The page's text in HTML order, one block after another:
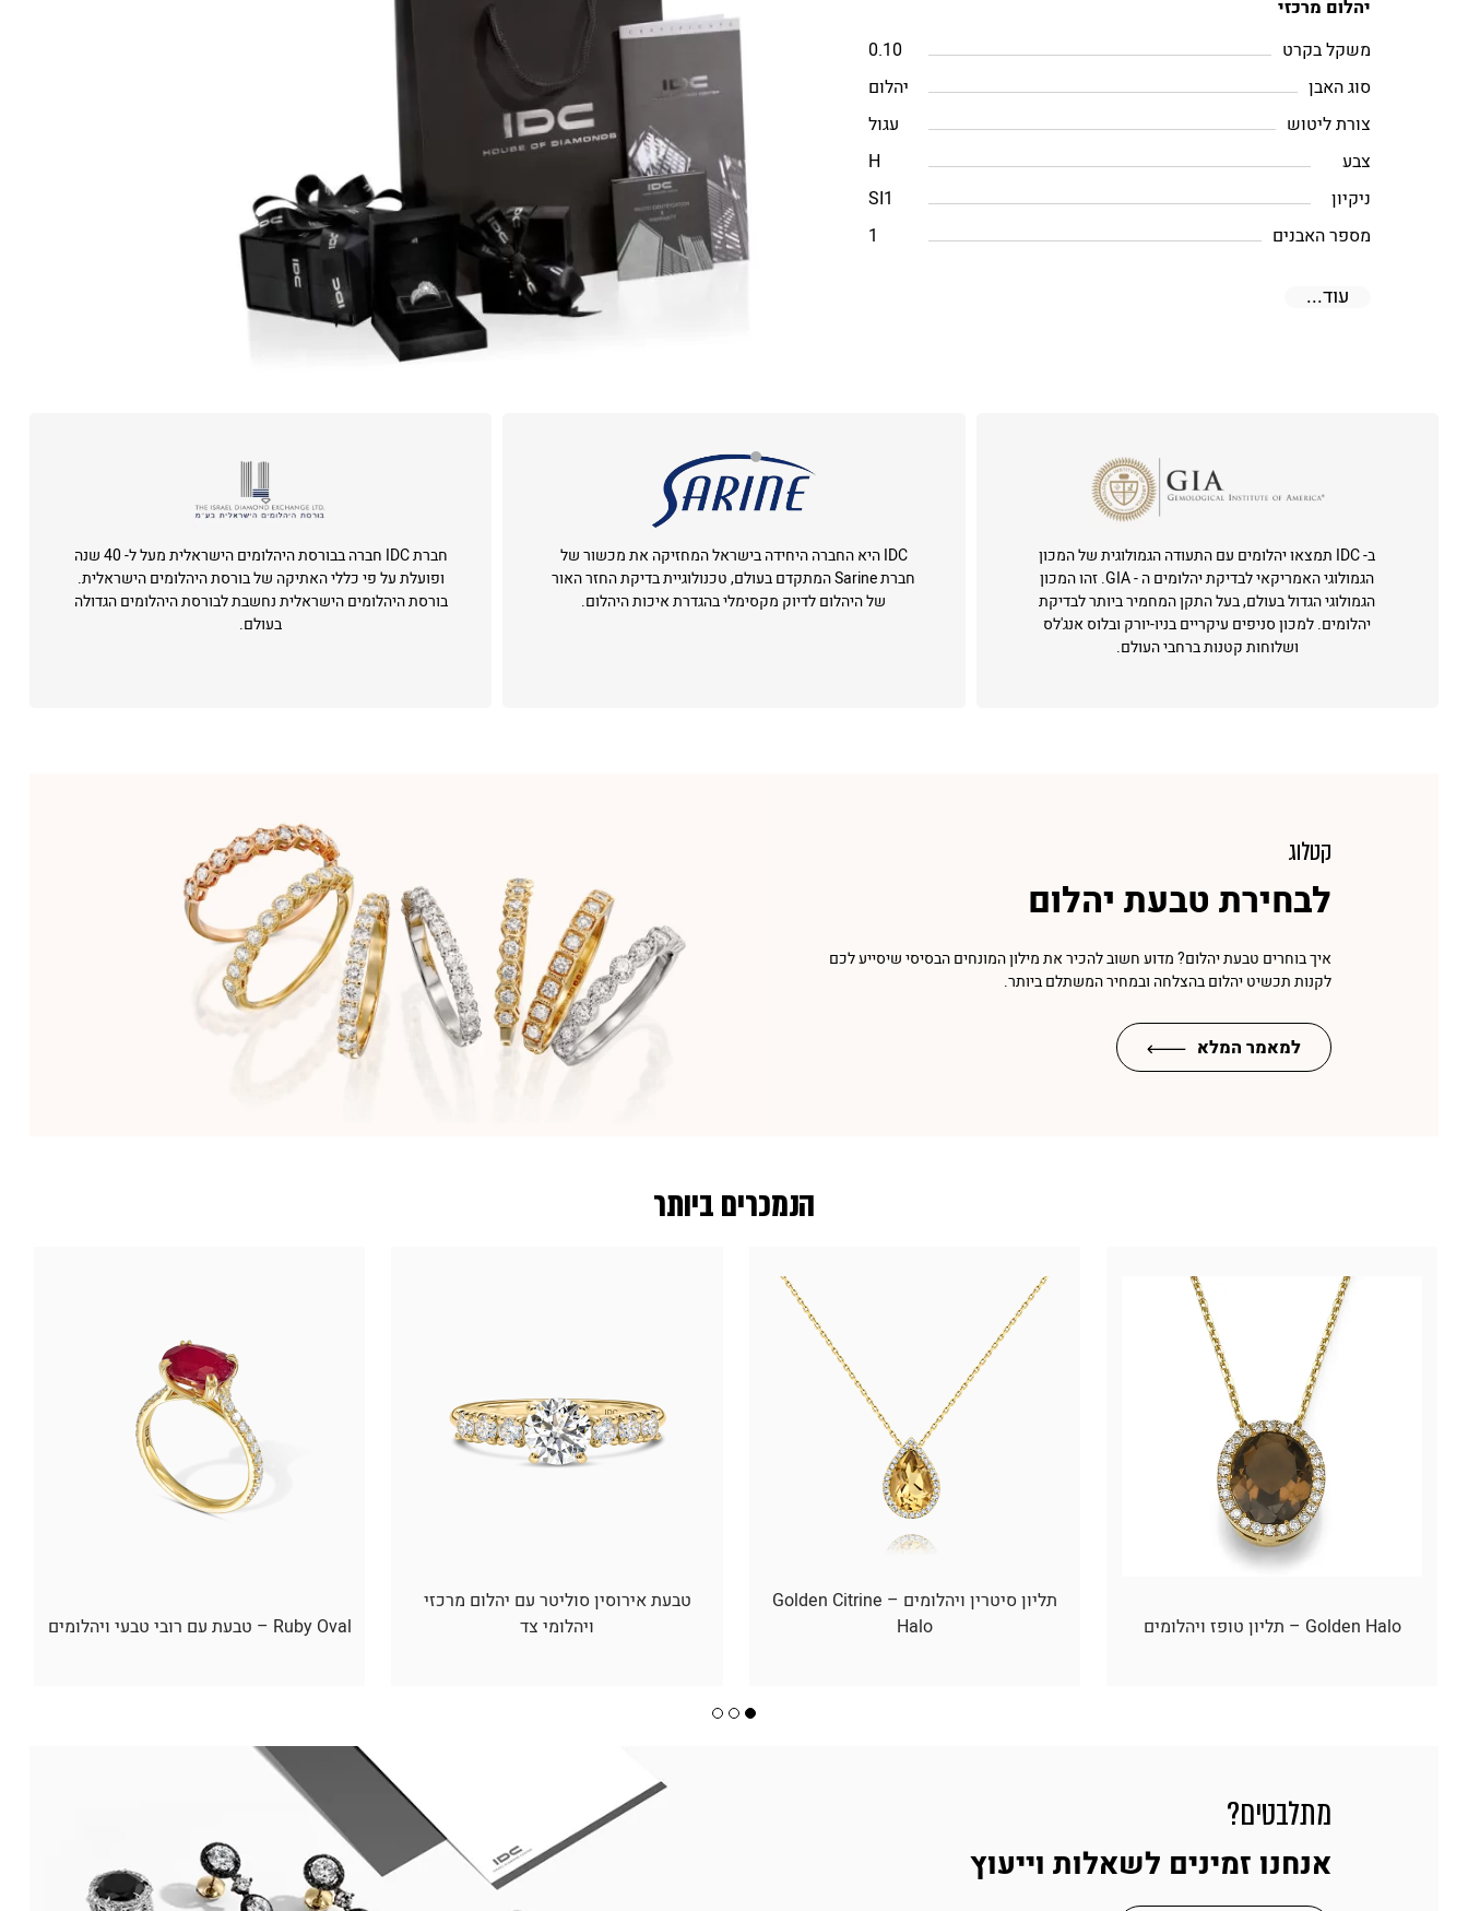
יהלום מרכזי
משקל בקרט
0.10
סוג האבן
יהלום
צורת ליטוש
עגול
צבע
H
ניקיון
SI1
מספר האבנים
1
עוד...
ב- IDC תמצאו יהלומים עם התעודה הגמולוגית של המכון
הגמולוגי האמריקאי לבדיקת יהלומים ה - GIA. זהו המכון
הגמולוגי הגדול בעולם, בעל התקן המחמיר ביותר לבדיקת
יהלומים. למכון סניפים עיקריים בניו-יורק ובלוס אנג'לס
ושלוחות קטנות ברחבי העולם.
IDC היא החברה היחידה בישראל המחזיקה את מכשור של
חברת Sarine המתקדם בעולם, טכנולוגיית בדיקת החזר האור
של היהלום לדיוק מקסימלי בהגדרת איכות היהלום.
חברת IDC חברה בבורסת היהלומים הישראלית מעל ל- 40 שנה
ופועלת על פי כללי האתיקה של בורסת היהלומים הישראלית.
בורסת היהלומים הישראלית נחשבת לבורסת היהלומים הגדולה
בעולם.
קטלוג
לבחירת טבעת יהלום
איך בוחרים טבעת יהלום? מדוע חשוב להכיר את מילון המונחים הבסיסי שיסייע לכם
לקנות תכשיט יהלום בהצלחה ובמחיר המשתלם ביותר.
למאמר המלא
הנמכרים ביותר
Golden Halo – תליון טופז ויהלומים
תליון סיטרין ויהלומים – Golden Citrine
Halo
טבעת אירוסין סוליטר עם יהלום מרכזי
ויהלומי צד
Ruby Oval – טבעת עם רובי טבעי ויהלומים
מתלבטים?
אנחנו זמינים לשאלות וייעוץ